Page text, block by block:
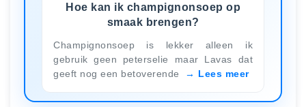
Hoe kan ik champignonsoep op
smaak brengen?
Champignonsoep is lekker alleen ik
gebruik geen peterselie maar Lavas dat
geeft nog een betoverende
Lees meer